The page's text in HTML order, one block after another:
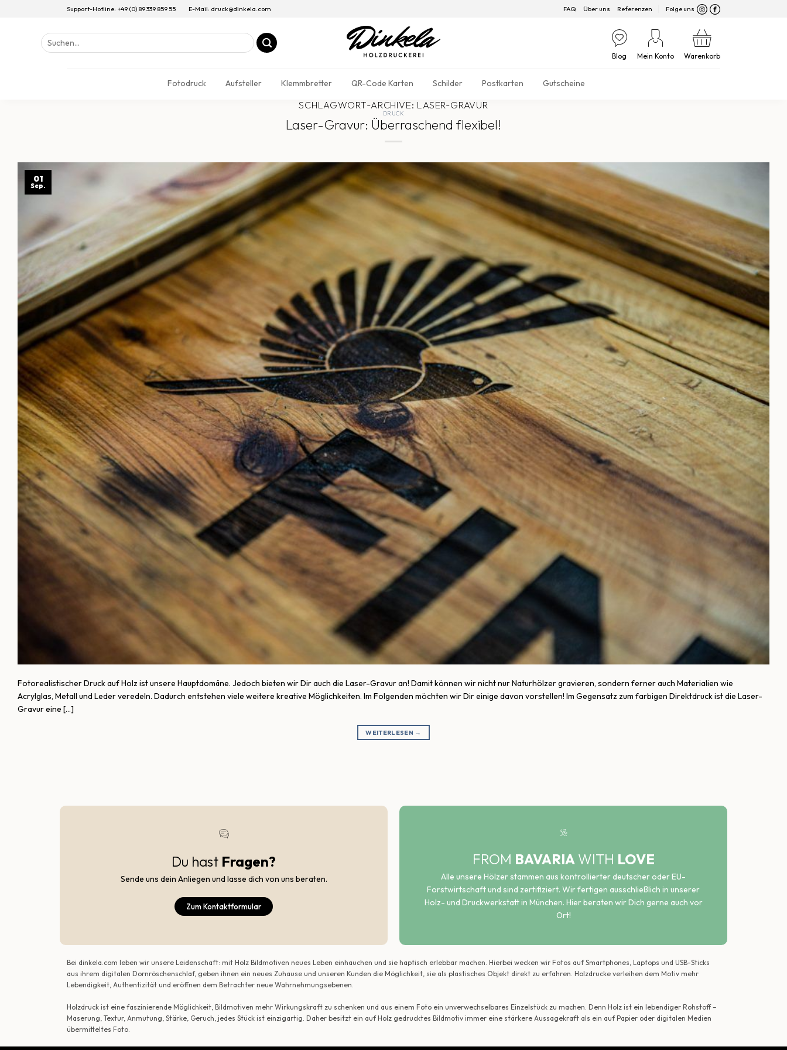
Support-Hotline: +49 (0) 89 339 859 55 E-Mail: druck@dinkela.com FAQ Über uns Referenzen Folge uns
Suchen
nach:
Blog Mein Konto Warenkorb
Fotodruck Aufsteller Klemmbretter QR-Code Karten Schilder Postkarten Gutscheine
SCHLAGWORT-ARCHIVE: LASER-GRAVUR
DRUCK
Laser-Gravur: Überraschend flexibel!
01
Sep.
Fotorealistischer Druck auf Holz ist unsere Hauptdomäne. Jedoch bieten wir Dir auch die Laser-Gravur an! Damit können wir nicht nur Naturhölzer gravieren, sondern ferner auch Materialien wie
Acrylglas, Metall und Leder veredeln. Dadurch entstehen viele weitere kreative Möglichkeiten. Im Folgenden möchten wir Dir einige davon vorstellen! Im Gegensatz zum farbigen Direktdruck ist die Laser-
Gravur eine […]
WEITERLESEN →
Du hast Fragen?
Sende uns dein Anliegen und lasse dich von uns beraten.
Zum Kontaktformular
FROM BAVARIAWITH LOVE
Alle unsere Hölzer stammen aus kontrollierter deutscher oder EU-
Forstwirtschaft und sind zertifiziert. Wir fertigen ausschließlich in unserer
Holz- und Druckwerkstatt in München. Hier beraten wir Dich gerne auch vor
Ort!
Bei dinkela.com leben wir unsere Leidenschaft: mit Holz Bildmotiven neues Leben einhauchen und sie haptisch erlebbar machen. Hierbei wecken wir Fotos auf Smartphones, Laptops und USB-Sticks
aus ihrem digitalen Dornröschenschlaf, geben ihnen ein neues Zuhause und unseren Kunden die Möglichkeit, sie als plastisches Objekt direkt zu erfahren. Holzdrucke verleihen dem Motiv mehr
Lebendigkeit, Authentizität und eröffnen dem Betrachter neue Wahrnehmungsebenen.
Holzdruck ist eine faszinierende Möglichkeit, Bildmotiven mehr Wirkungskraft zu schenken und aus einem Foto ein unverwechselbares Einzelstück zu machen. Denn Holz ist ein lebendiger Rohstoff –
Maserung, Textur, Anmutung, Stärke, Geruch, jedes Stück ist einzigartig. Daher besitzt ein auf Holz gedrucktes Bildmotiv immer eine stärkere Aussagekraft als ein auf Papier oder digitalen Medien
übermitteltes Foto.